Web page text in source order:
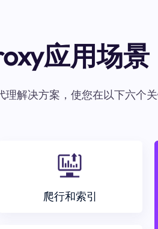
应用场景
理解决方案，使您在以下六个
爬行和索引